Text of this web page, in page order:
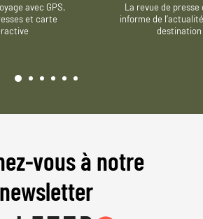
avec GPS,
et carte
La revue de presse
informe de
destination
vous à notre
newsletter